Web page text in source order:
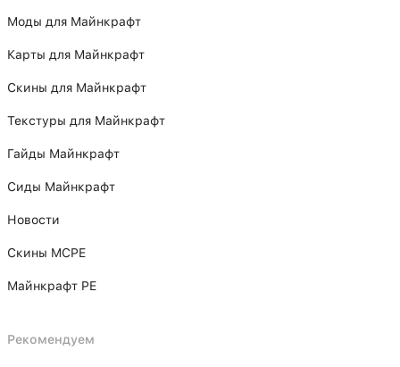
Моды для Майнкрафт
Карты для Майнкрафт
Скины для Майнкрафт
Текстуры для Майнкрафт
Гайды Майнкрафт
Сиды Майнкрафт
Новости
Скины MCPE
Майнкрафт PE
Рекомендуем